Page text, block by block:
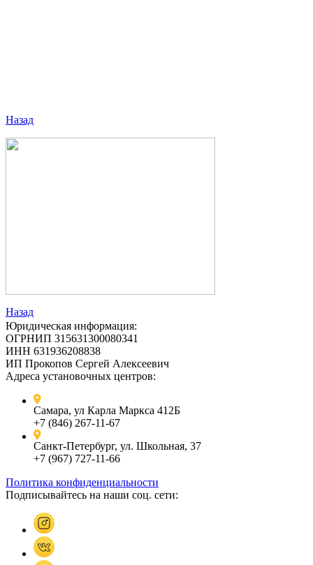
Назад
Назад
Юридическая информация:
ОГРНИП 315631300080341
ИНН 631936208838
ИП Прокопов Сергей Алексеевич
Адреса установочных центров:
Самара, ул Карла Маркса 412Б
+7 (846) 267-11-67
Санкт-Петербург, ул. Школьная, 37
+7 (967) 727-11-66
Политика конфиденциальности
Подписывайтесь на наши соц. сети: